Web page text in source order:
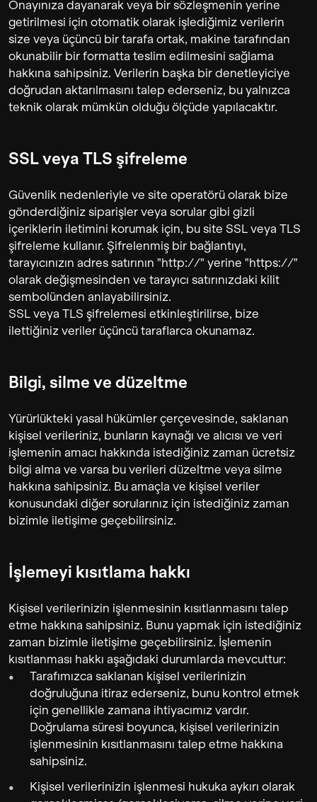
Onayınıza dayanarak veya bir sözleşmenin yerine
getirilmesi için otomatik olarak işlediğimiz verilerin
size veya üçüncü bir tarafa ortak, makine tarafından
okunabilir bir formatta teslim edilmesini sağlama
hakkına sahipsiniz. Verilerin başka bir denetleyiciye
doğrudan aktarılmasını talep ederseniz, bu yalnızca
teknik olarak mümkün olduğu ölçüde yapılacaktır.
SSL veya TLS şifreleme
Güvenlik nedenleriyle ve site operatörü olarak bize
gönderdiğiniz siparişler veya sorular gibi gizli
içeriklerin iletimini korumak için, bu site SSL veya TLS
şifreleme kullanır. Şifrelenmiş bir bağlantıyı,
tarayıcınızın adres satırının "http://" yerine "https://"
olarak değişmesinden ve tarayıcı satırınızdaki kilit
sembolünden anlayabilirsiniz.
SSL veya TLS şifrelemesi etkinleştirilirse, bize
ilettiğiniz veriler üçüncü taraflarca okunamaz.
Bilgi, silme ve düzeltme
Yürürlükteki yasal hükümler çerçevesinde, saklanan
kişisel verileriniz, bunların kaynağı ve alıcısı ve veri
işlemenin amacı hakkında istediğiniz zaman ücretsiz
bilgi alma ve varsa bu verileri düzeltme veya silme
hakkına sahipsiniz. Bu amaçla ve kişisel veriler
konusundaki diğer sorularınız için istediğiniz zaman
bizimle iletişime geçebilirsiniz.
İşlemeyi kısıtlama hakkı
Kişisel verilerinizin işlenmesinin kısıtlanmasını talep
etme hakkına sahipsiniz. Bunu yapmak için istediğiniz
zaman bizimle iletişime geçebilirsiniz. İşlemenin
kısıtlanması hakkı aşağıdaki durumlarda mevcuttur:
Tarafımızca saklanan kişisel verilerinizin
doğruluğuna itiraz ederseniz, bunu kontrol etmek
için genellikle zamana ihtiyacımız vardır.
Doğrulama süresi boyunca, kişisel verilerinizin
işlenmesinin kısıtlanmasını talep etme hakkına
sahipsiniz.
Kişisel verilerinizin işlenmesi hukuka aykırı olarak